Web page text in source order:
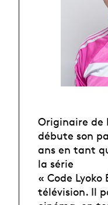
Originaire de
débute son
ans en tant
la série
« Code
télévision. Il